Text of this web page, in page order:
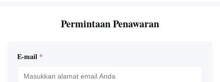
Permintaan Penawaran
E-mail *